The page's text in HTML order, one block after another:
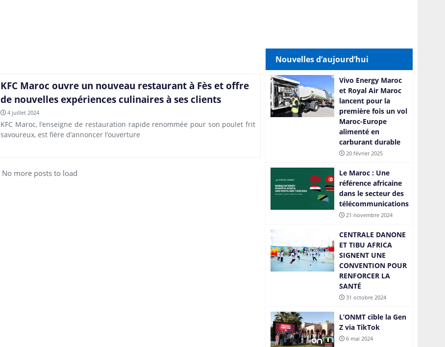
KFC Maroc ouvre un nouveau restaurant à Fès et offre
de nouvelles expériences culinaires à ses clients
4 juillet 2024
KFC Maroc, l’enseigne de restauration rapide renommée pour son poulet frit
savoureux, est fière d’annoncer l’ouverture
No more posts to load
Nouvelles d’aujourd’hui
Vivo Energy Maroc
et Royal Air Maroc
lancent pour la
première fois un vol
Maroc-Europe
alimenté en
carburant durable
20 février 2025
Le Maroc : Une
référence africaine
dans le secteur des
télécommunications
21 novembre 2024
CENTRALE DANONE
ET TIBU AFRICA
SIGNENT UNE
CONVENTION POUR
RENFORCER LA
SANTÉ
31 octobre 2024
L’ONMT cible la Gen
Z via TikTok
6 mai 2024